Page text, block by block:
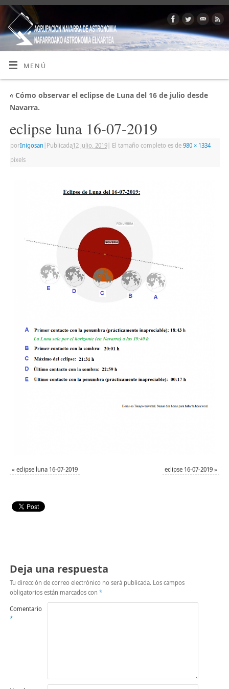
MENÚ
«Cómo observar el eclipse de Luna del 16 de julio desde
Navarra.
eclipse luna 16-07-2019
porInigosan Publicada12 julio, 2019| El tamaño completo es de 980 × 1334
pixels
« eclipse luna 16-07-2019 eclipse 16-07-2019 »
Deja una respuesta
Tu dirección de correo electrónico no será publicada. Los campos
obligatorios están marcados con *
Comentario
*